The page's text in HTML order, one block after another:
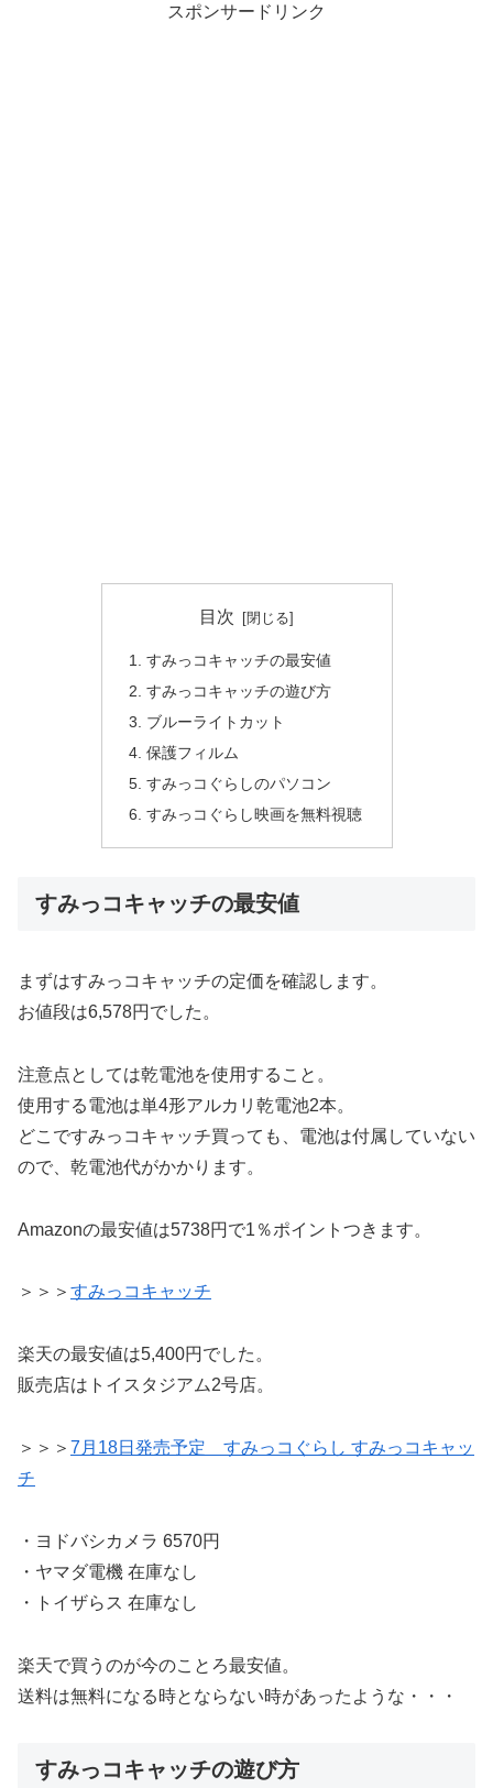
スポンサードリンク
目次
すみっコキャッチの最安値
すみっコキャッチの遊び方
ブルーライトカット
保護フィルム
すみっコぐらしのパソコン
すみっコぐらし映画を無料視聴
すみっコキャッチの最安値
まずはすみっコキャッチの定価を確認します。
お値段は6,578円でした。
注意点としては乾電池を使用すること。
使用する電池は単4形アルカリ乾電池2本。
どこですみっコキャッチ買っても、電池は付属していない
ので、乾電池代がかかります。
Amazonの最安値は5738円で1％ポイントつきます。
＞＞＞ すみっコキャッチ
楽天の最安値は5,400円でした。
販売店はトイスタジアム2号店。
＞＞＞ 7月18日発売予定 すみっコぐらし すみっコキャッ
チ
・ヨドバシカメラ 6570円
・ヤマダ電機 在庫なし
・トイザらス 在庫なし
楽天で買うのが今のことろ最安値。
送料は無料になる時とならない時があったような・・・
すみっコキャッチの遊び方